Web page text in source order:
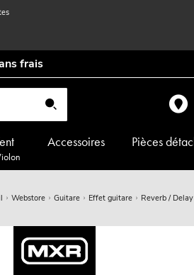
frais
Accessoires Pièces
Webstore Guitare Effet guitare Reverb / Delay